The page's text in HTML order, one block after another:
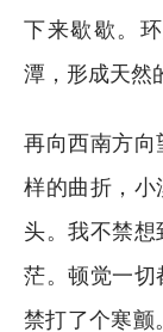
下来歇歇。
潭，形成天然
再向西南方
样的曲折，
头。我不禁
茫。顿觉一
禁打了个寒颤